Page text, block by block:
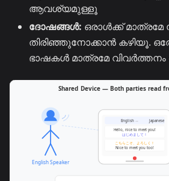
ആവശ്യമുള്ളൂ
ദോഷങ്ങൾ: ഒരാൾക്ക്
തിരിഞ്ഞുനോക്കാൻ കഴിയൂ.
ഭാഷകൾ മാത്രമേ